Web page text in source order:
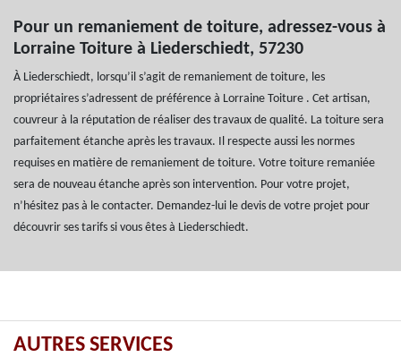
Pour un remaniement de toiture, adressez-vous à
Lorraine Toiture à Liederschiedt, 57230
À Liederschiedt, lorsqu’il s’agit de remaniement de toiture, les
propriétaires s’adressent de préférence à Lorraine Toiture . Cet artisan,
couvreur à la réputation de réaliser des travaux de qualité. La toiture sera
parfaitement étanche après les travaux. Il respecte aussi les normes
requises en matière de remaniement de toiture. Votre toiture remaniée
sera de nouveau étanche après son intervention. Pour votre projet,
n’hésitez pas à le contacter. Demandez-lui le devis de votre projet pour
découvrir ses tarifs si vous êtes à Liederschiedt.
AUTRES SERVICES